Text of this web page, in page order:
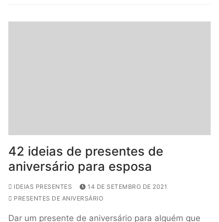
42 ideias de presentes de
aniversário para esposa
IDEIAS PRESENTES
14 DE SETEMBRO DE 2021
PRESENTES DE ANIVERSÁRIO
Dar um presente de aniversário para alguém que